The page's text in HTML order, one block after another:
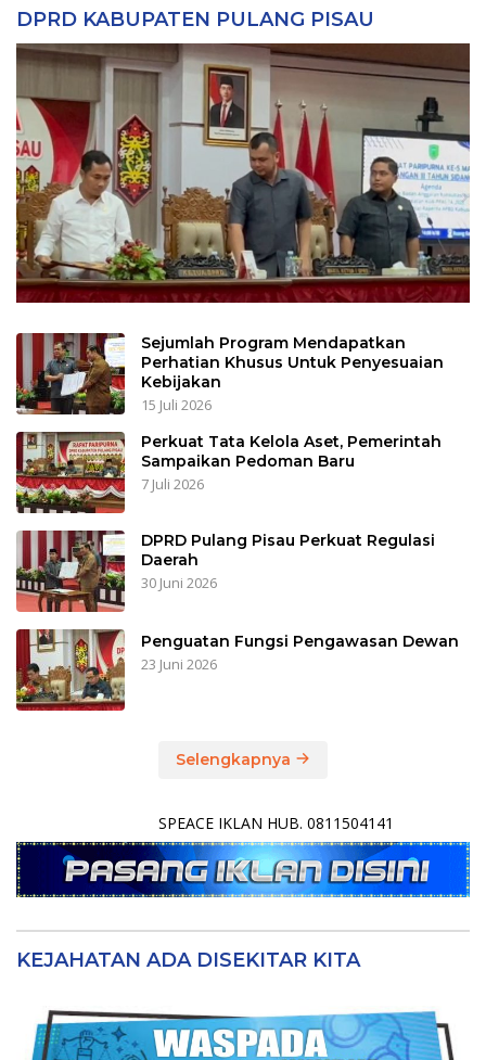
DPRD KABUPATEN PULANG PISAU
Sejumlah Program Mendapatkan
Perhatian Khusus Untuk Penyesuaian
Kebijakan
15 Juli 2026
Perkuat Tata Kelola Aset, Pemerintah
Sampaikan Pedoman Baru
7 Juli 2026
DPRD Pulang Pisau Perkuat Regulasi
Daerah
30 Juni 2026
Penguatan Fungsi Pengawasan Dewan
23 Juni 2026
Selengkapnya
SPEACE IKLAN HUB. 0811504141
KEJAHATAN ADA DISEKITAR KITA